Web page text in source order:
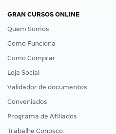
GRAN CURSOS ONLINE
Quem Somos
Como Funciona
Como Comprar
Loja Social
Validador de documentos
Conveniados
Programa de Afiliados
Trabalhe Conosco